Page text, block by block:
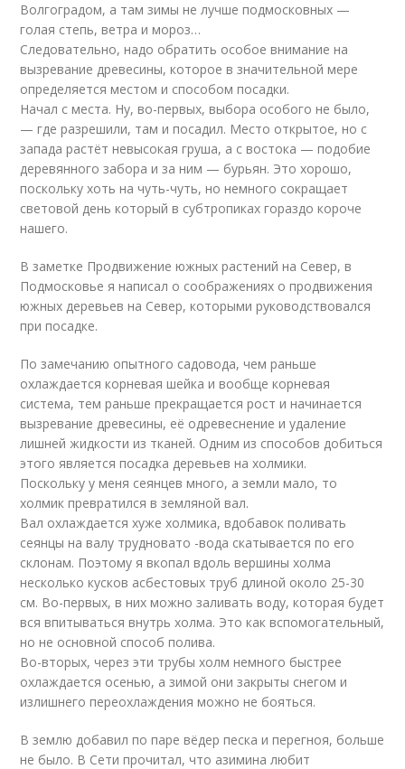
Волгоградом, а там зимы не лучше подмосковных —
голая степь, ветра и мороз…
Следовательно, надо обратить особое внимание на
вызревание древесины, которое в значительной мере
определяется местом и способом посадки.
Начал с места. Ну, во-первых, выбора особого не было,
— где разрешили, там и посадил. Место открытое, но с
запада растёт невысокая груша, а с востока — подобие
деревянного забора и за ним — бурьян. Это хорошо,
поскольку хоть на чуть-чуть, но немного сокращает
световой день который в субтропиках гораздо короче
нашего.
В заметке Продвижение южных растений на Север, в
Подмосковье я написал о соображениях о продвижения
южных деревьев на Север, которыми руководствовался
при посадке.
По замечанию опытного садовода, чем раньше
охлаждается корневая шейка и вообще корневая
система, тем раньше прекращается рост и начинается
вызревание древесины, её одревеснение и удаление
лишней жидкости из тканей. Одним из способов добиться
этого является посадка деревьев на холмики.
Поскольку у меня сеянцев много, а земли мало, то
холмик превратился в земляной вал.
Вал охлаждается хуже холмика, вдобавок поливать
сеянцы на валу трудновато -вода скатывается по его
склонам. Поэтому я вкопал вдоль вершины холма
несколько кусков асбестовых труб длиной около 25-30
см. Во-первых, в них можно заливать воду, которая будет
вся впитываться внутрь холма. Это как вспомогательный,
но не основной способ полива.
Во-вторых, через эти трубы холм немного быстрее
охлаждается осенью, а зимой они закрыты снегом и
излишнего переохлаждения можно не бояться.
В землю добавил по паре вёдер песка и перегноя, больше
не было. В Сети прочитал, что азимина любит